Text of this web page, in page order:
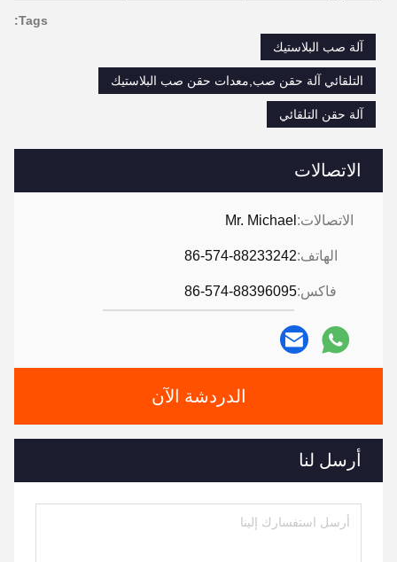
الاتصالات
الاتصالات: Mr. Michael
الهاتف:86-574-88233242
فاكس:86-574-88396095
الدردشة الآن
أرسل لنا
Tags:
آلة صب البلاستيك
التلقائي آلة حقن صب,معدات حقن صب البلاستيك
آلة حقن التلقائي